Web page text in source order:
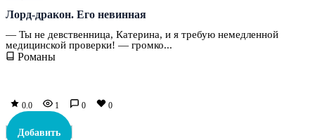
Лорд-дракон. Его невинная
— Ты не девственница, Катерина, и я требую немедленной
медицинской проверки! — громко...
Романы
0.0 1 0 0
Добавить